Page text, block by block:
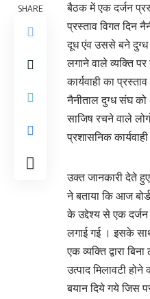
SHARE
बैठक में एक दर्जन
प्रस्ताव विगत दिन
दूध एंव उससे बने दुग्ध
लगाने वाले व्यक्ति
कार्यवाही का
नैनीताल दुग्ध संघ को
साजिष रचने वाले
प्रशासनिक
उक्त जानकारी देते
ने बताया कि आज
के उद्देश्य से एक दर्जन
लगाई गई । इसके
एक व्यक्ति द्वारा
उत्पाद मिलावटी
बयान दिये गये जिस